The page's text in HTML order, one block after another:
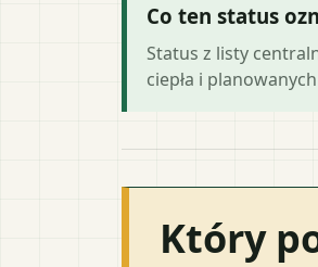
Co ten status
Status z listy
ciepła i
Który